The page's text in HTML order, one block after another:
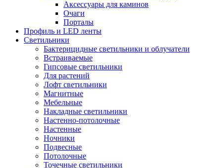
Аксессуары для каминов
Очаги
Порталы
Профиль и LED ленты
Светильники
Бактерицидные светильники и облучатели
Встраиваемые
Гипсовые светильники
Для растений
Лофт светильники
Магнитные
Мебельные
Накладные светильники
Настенно-потолочные
Настенные
Ночники
Подвесные
Потолочные
Точечные светильники